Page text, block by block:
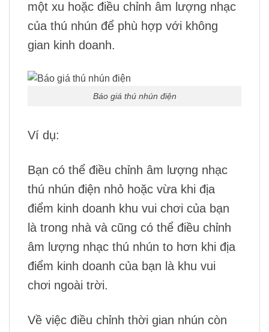
một xu hoặc điều chỉnh âm lượng nhạc
của thú nhún để phù hợp với không
gian kinh doanh.
Báo giá thú nhún điện
Ví dụ:
Bạn có thể điều chỉnh âm lượng nhạc
thú nhún điện nhỏ hoặc vừa khi địa
điểm kinh doanh khu vui chơi của bạn
là trong nhà và cũng có thể điều chỉnh
âm lượng nhạc thú nhún to hơn khi địa
điểm kinh doanh của bạn là khu vui
chơi ngoài trời.
Về việc điều chỉnh thời gian nhún còn